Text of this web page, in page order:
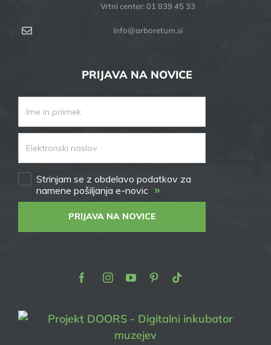
Vrtni center: 01 839 45 33
info@arboretum.si
PRIJAVA NA NOVICE
Strinjam se z obdelavo podatkov za
namene pošiljanja e-novic »
PRIJAVA NA NOVICE
FacebookInstagram
YoutubePinterest